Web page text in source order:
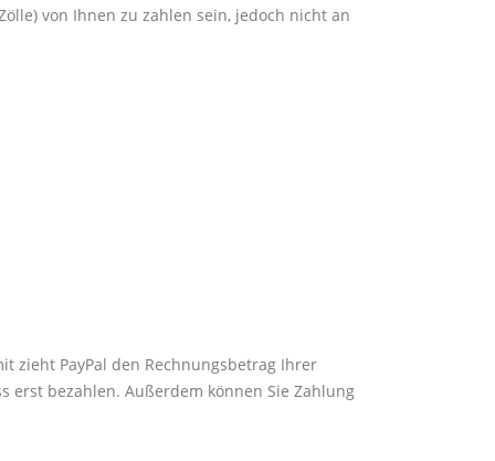
von Ihnen zu zahlen sein, jedoch nicht an
zieht PayPal den Rechnungsbetrag Ihrer
erst bezahlen. Außerdem können Sie Zahlung